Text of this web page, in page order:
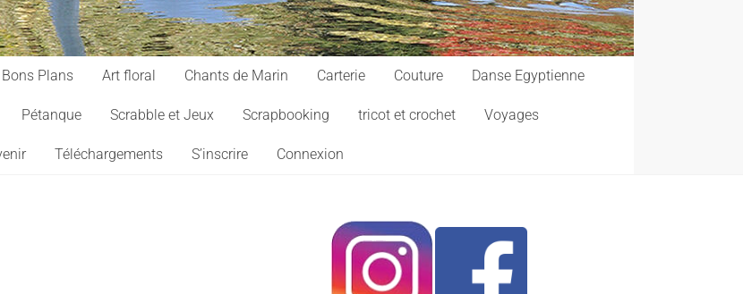
Bons Plans Art floral Chants de Marin Carterie Couture Danse Egyptienne
Pétanque Scrabble et Jeux Scrapbooking tricot et crochet Voyages
Téléchargements S’inscrire Connexion